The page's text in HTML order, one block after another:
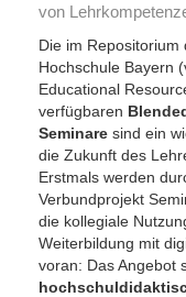
von
Die im Repositorium
Hochschule Bayern
Educational
verfügbaren
Seminare sind ein
die Zukunft des
Erstmals werden
Verbundprojekt
die kollegiale
Weiterbildung mit
voran: Das Angebot